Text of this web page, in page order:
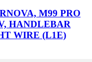
M99 PRO
HANDLEBAR
WIRE (L1E)